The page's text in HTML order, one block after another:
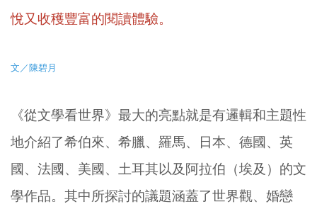
悅又收穫豐富的閱讀體驗。
文／陳碧月
《從文學看世界》最大的亮點就是有邏輯和主題性
地介紹了希伯來、希臘、羅馬、日本、德國、英
國、法國、美國、土耳其以及阿拉伯（埃及）的文
學作品。其中所探討的議題涵蓋了世界觀、婚戀